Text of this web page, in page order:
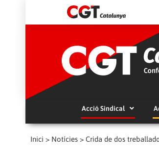
Acció Sindical
Inici > Notícies > Crida de dos